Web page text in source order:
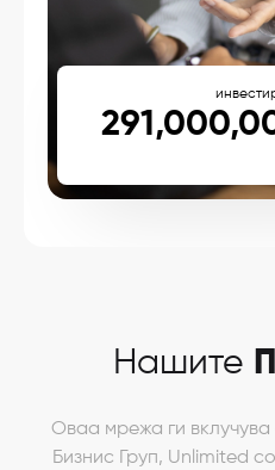
Нашите
Оваа мрежа ги
Бизнис Груп, Unlimited